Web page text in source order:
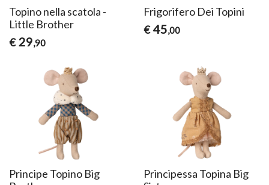
Topino nella scatola -
Little Brother
€ 29,90
Frigorifero Dei Topini
€ 45,00
Principe Topino Big
Principessa Topina Big